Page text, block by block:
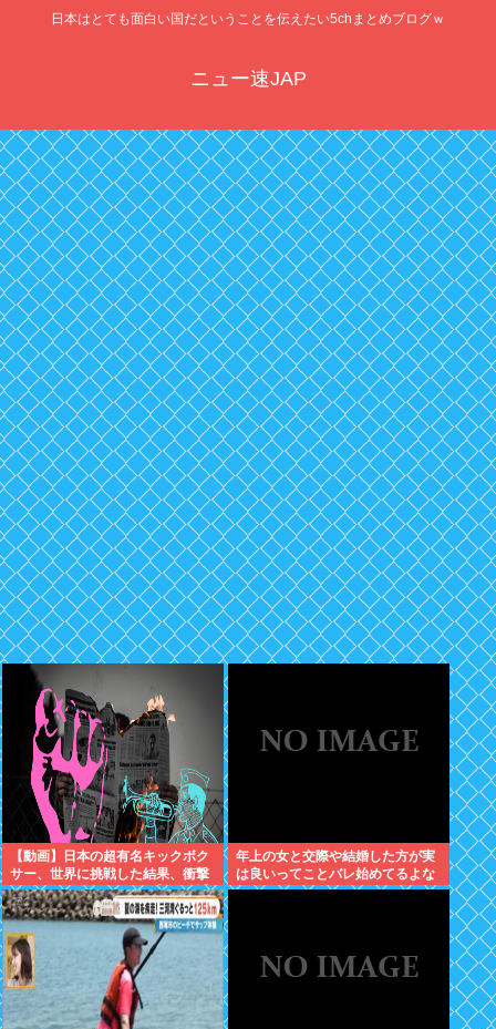
日本はとても面白い国だということを伝えたい5chまとめブログｗ
ニュー速JAP
【動画】日本の超有名キックボク
サー、世界に挑戦した結果、衝撃
的KO負けしてしまう。【格闘技】
年上の女と交際や結婚した方が実
は良いってことバレ始めてるよな